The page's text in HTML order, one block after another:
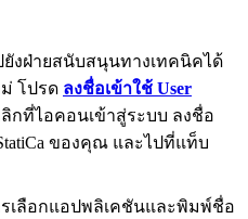
งฝ่ายสนับสนุนทางเทคนิคได้
โปรด ลงชื่อเข้าใช้ User
กที่ไอคอนเข้าสู่ระบบ ลงชื่อ
ของคุณ และไปที่แท็บ
เลือกแอปพลิเคชันและพิมพ์ชื่อ